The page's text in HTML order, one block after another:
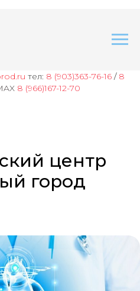
тел: 8 (903)363-76-16 / 8
8 (966)167-12-70
центр
город